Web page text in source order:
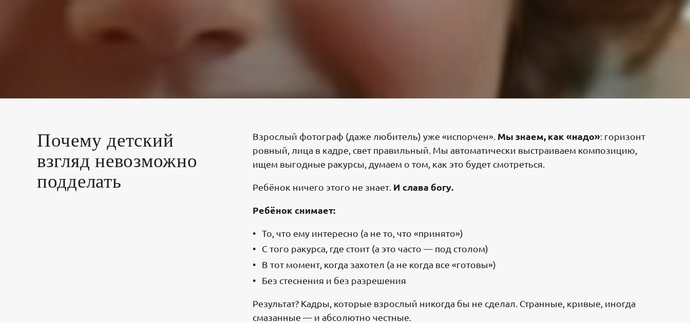
Почему детский
взгляд невозможно
подделать
Взрослый фотограф (даже любитель) уже «испорчен». Мы знаем, как «надо»: горизонт
ровный, лица в кадре, свет правильный. Мы автоматически выстраиваем композицию,
ищем выгодные ракурсы, думаем о том, как это будет смотреться.
Ребёнок ничего этого не знает. И слава богу.
Ребёнок снимает:
То, что ему интересно (а не то, что «принято»)
С того ракурса, где стоит (а это часто — под столом)
В тот момент, когда захотел (а не когда все «готовы»)
Без стеснения и без разрешения
Результат? Кадры, которые взрослый никогда бы не сделал. Странные, кривые, иногда
смазанные — и абсолютно честные.